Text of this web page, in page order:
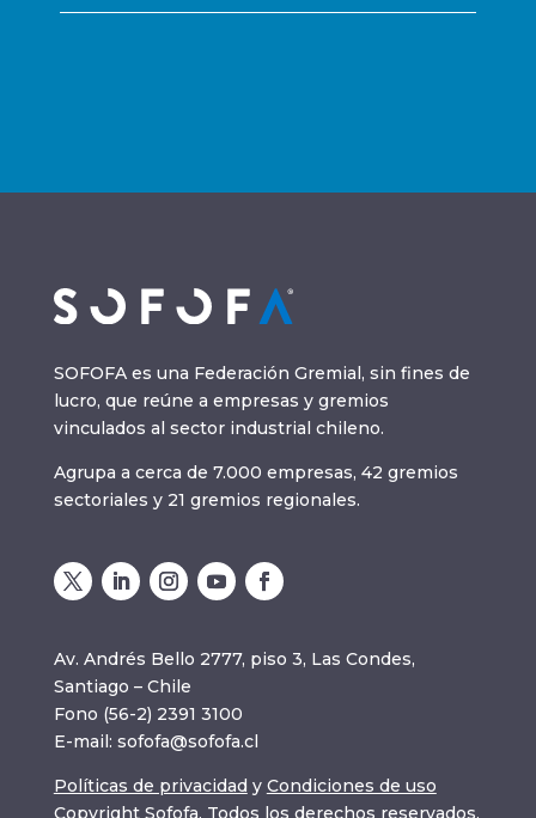
SOFOFA es una Federación Gremial, sin fines de
lucro, que reúne a empresas y gremios
vinculados al sector industrial chileno.
Agrupa a cerca de 7.000 empresas, 42 gremios
sectoriales y 21 gremios regionales.
Av. Andrés Bello 2777, piso 3, Las Condes,
Santiago – Chile
Fono (56-2) 2391 3100
E-mail: sofofa@sofofa.cl
Políticas de privacidad y Condiciones de uso
Copyright Sofofa. Todos los derechos reservados.